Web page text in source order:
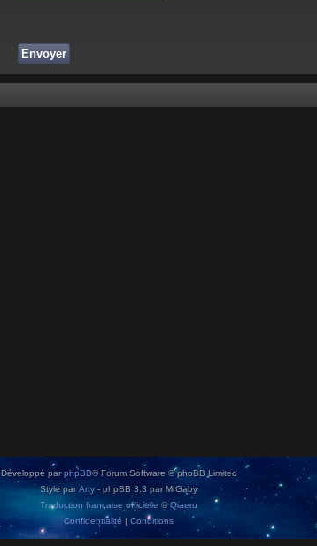
Développé parphpBB® Forum Software © phpBB Limited
Style par Arty - phpBB 3.3 par MrGaby
Traduction française officielle ©Qiaeru
Confidentialité | Conditions